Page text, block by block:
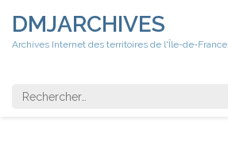
DMJARCHIVES
Archives Internet des territoires de l'Île-de-France